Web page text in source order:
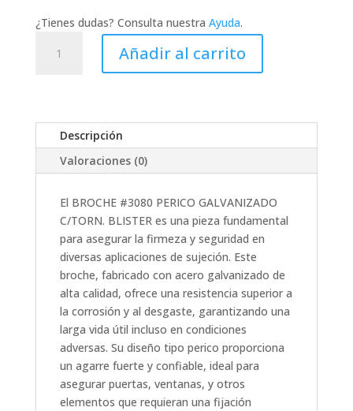
¿Tienes dudas? Consulta nuestra Ayuda.
#3080
BLISTER
cantidad
Añadir al carrito
Descripción
Valoraciones (0)
El BROCHE #3080 PERICO GALVANIZADO
C/TORN. BLISTER es una pieza fundamental
para asegurar la firmeza y seguridad en
diversas aplicaciones de sujeción. Este
broche, fabricado con acero galvanizado de
alta calidad, ofrece una resistencia superior a
la corrosión y al desgaste, garantizando una
larga vida útil incluso en condiciones
adversas. Su diseño tipo perico proporciona
un agarre fuerte y confiable, ideal para
asegurar puertas, ventanas, y otros
elementos que requieran una fijación